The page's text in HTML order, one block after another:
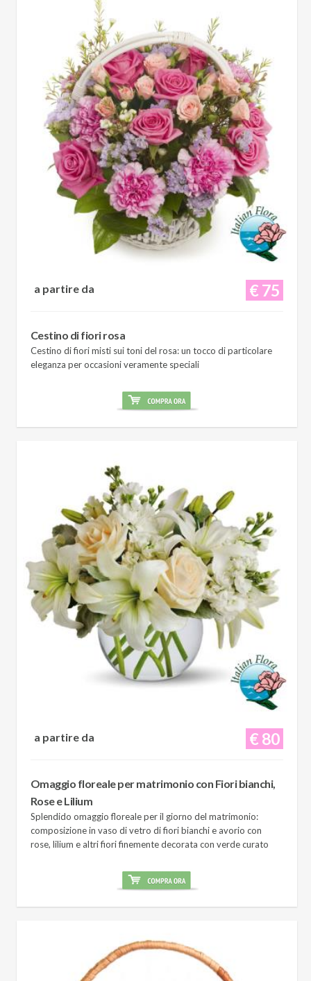
€ 75
a partire da
Cestino di fiori rosa
Cestino di fiori misti sui toni del rosa: un tocco di particolare
eleganza per occasioni veramente speciali
€ 80
a partire da
Omaggio floreale per matrimonio con Fiori bianchi,
Rose e Lilium
Splendido omaggio floreale per il giorno del matrimonio:
composizione in vaso di vetro di fiori bianchi e avorio con
rose, lilium e altri fiori finemente decorata con verde curato